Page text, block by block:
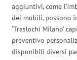
aggiuntivi, come
dei mobili, possono
‘Traslochi Milano’
preventivo
disponibili diversi